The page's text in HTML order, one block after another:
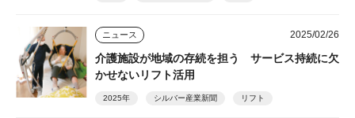
ニュース 2025/02/26
介護施設が地域の存続を担う サービス持続に欠
かせないリフト活用
2025年 シルバー産業新聞 リフト